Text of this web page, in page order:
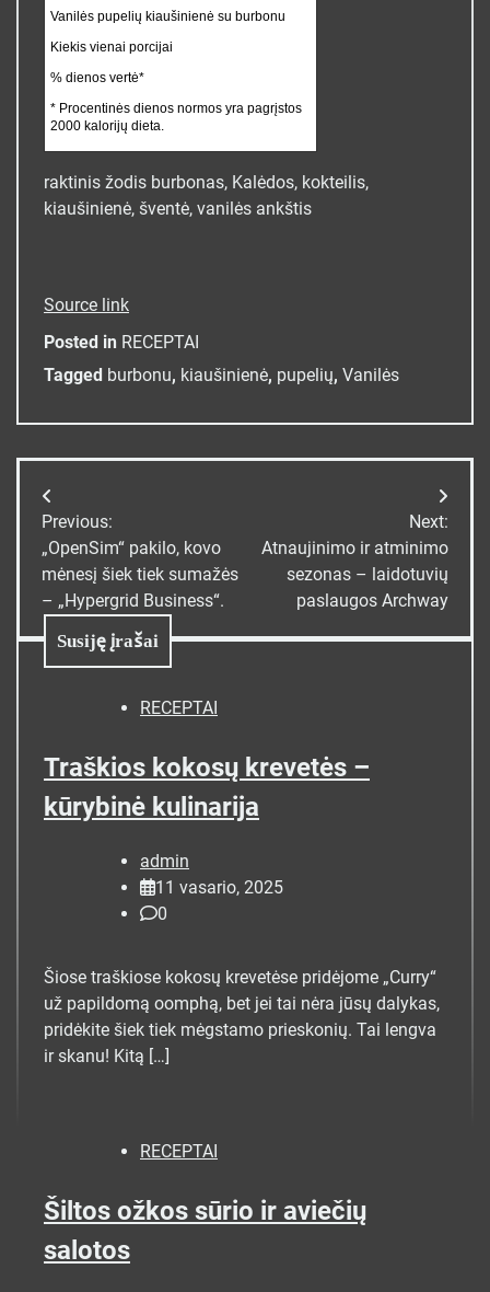
Vanilės pupelių kiaušinienė su burbonu
Kiekis vienai porcijai
% dienos vertė*
* Procentinės dienos normos yra pagrįstos
2000 kalorijų dieta.
raktinis žodis burbonas, Kalėdos, kokteilis,
kiaušinienė, šventė, vanilės ankštis
Source link
Posted in RECEPTAI
Tagged burbonu, kiaušinienė, pupelių, Vanilės
Navigacija
tarp
įrašų
Previous:
„OpenSim“ pakilo, kovo
mėnesį šiek tiek sumažės
– „Hypergrid Business“.
Next:
Atnaujinimo ir atminimo
sezonas – laidotuvių
paslaugos Archway
Susiję įrašai
RECEPTAI
Traškios kokosų krevetės –
kūrybinė kulinarija
admin
11 vasario, 2025
0
Šiose traškiose kokosų krevetėse pridėjome „Curry“
už papildomą oomphą, bet jei tai nėra jūsų dalykas,
pridėkite šiek tiek mėgstamo prieskonių. Tai lengva
ir skanu! Kitą […]
RECEPTAI
Šiltos ožkos sūrio ir aviečių
salotos